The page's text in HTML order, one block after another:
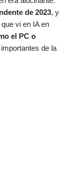
de 2023, y
vi en IA en
el PC o
de la